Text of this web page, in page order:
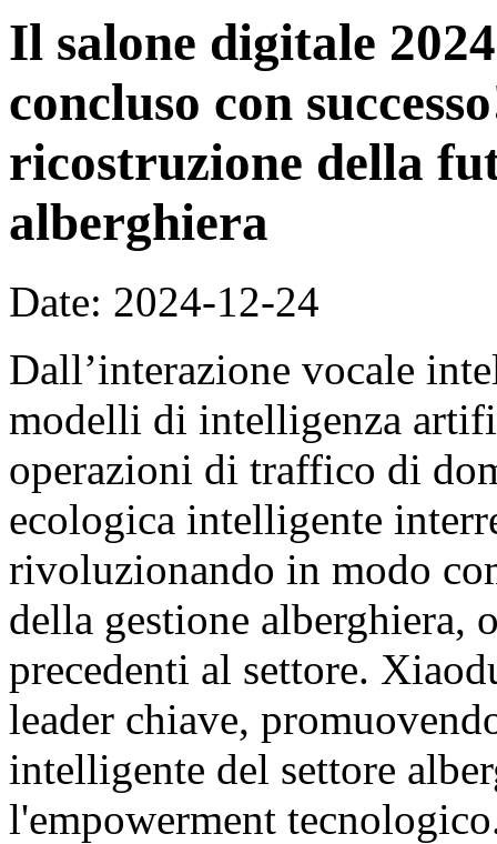
Il salone digitale
concluso con
ricostruzione della
alberghiera
Date: 2024-12-24
Dall’interazione vocale
modelli di intelligenza
operazioni di traffico di
ecologica intelligente
rivoluzionando in modo
della gestione alberghiera,
precedenti al settore.
leader chiave,
intelligente del settore
l'empowerment